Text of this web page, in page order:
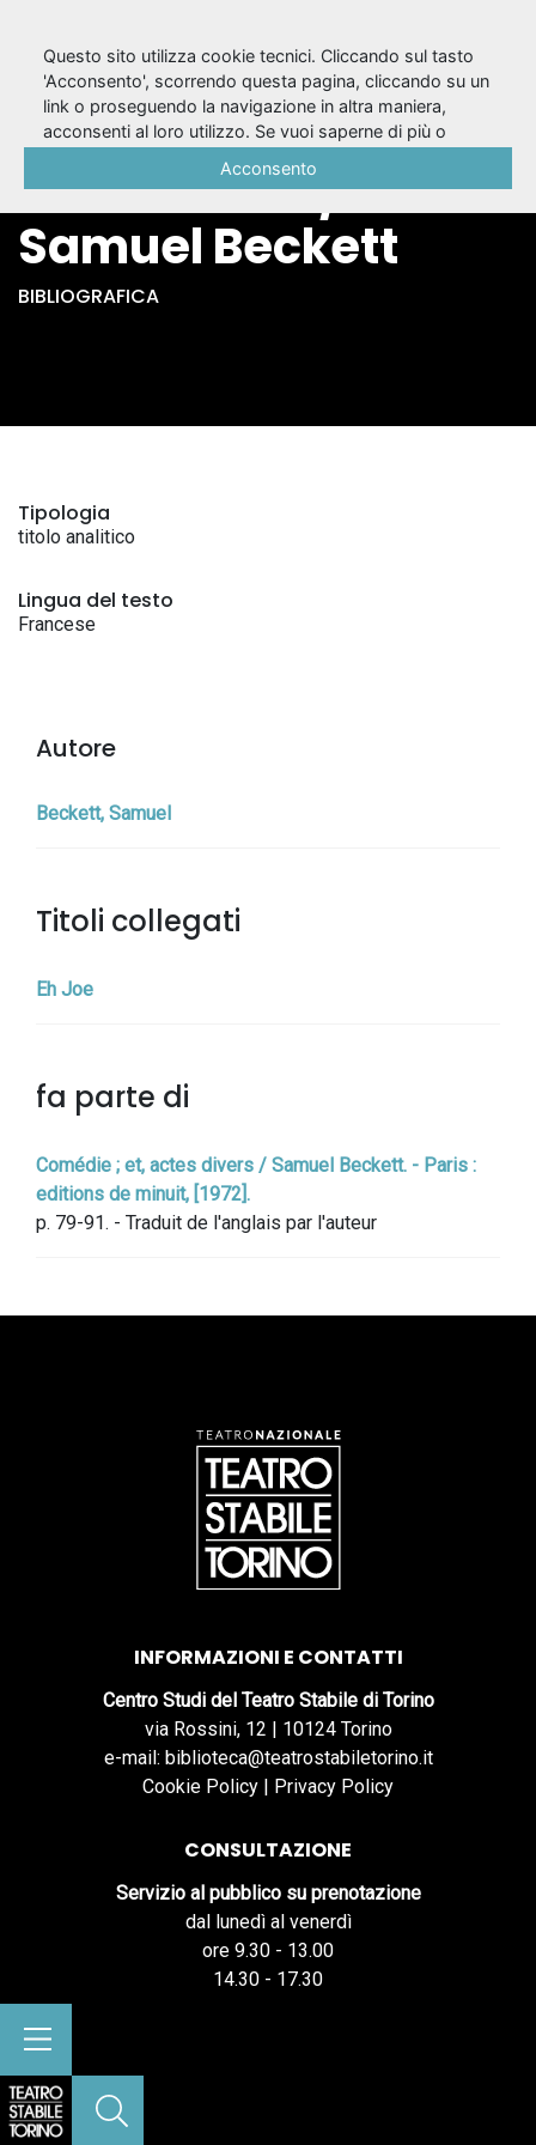
Dis Joe : pièce pour
la télévision /
Samuel Beckett
BIBLIOGRAFICA
Tipologia
titolo analitico
Lingua del testo
Francese
Autore
Beckett, Samuel
Titoli collegati
Eh Joe
fa parte di
Comédie ; et, actes divers / Samuel Beckett. - Paris :
editions de minuit, [1972].
p. 79-91. - Traduit de l'anglais par l'auteur
INFORMAZIONI E CONTATTI
Centro Studi del Teatro Stabile di Torino
via Rossini, 12 | 10124 Torino
e-mail: biblioteca@teatrostabiletorino.it
Cookie Policy | Privacy Policy
CONSULTAZIONE
Servizio al pubblico su prenotazione
dal lunedì al venerdì
ore 9.30 - 13.00
14.30 - 17.30
Questo sito utilizza cookie tecnici. Cliccando sul tasto
'Acconsento', scorrendo questa pagina, cliccando su un
link o proseguendo la navigazione in altra maniera,
acconsenti al loro utilizzo. Se vuoi saperne di più o
Acconsento